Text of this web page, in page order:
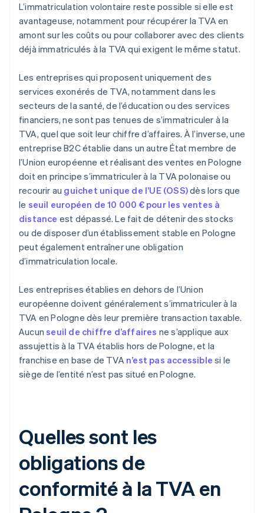
L’immatriculation volontaire reste possible si elle est
avantageuse, notamment pour récupérer la TVA en
amont sur les coûts ou pour collaborer avec des clients
déjà immatriculés à la TVA qui exigent le même statut.
Les entreprises qui proposent uniquement des
services exonérés de TVA, notamment dans les
secteurs de la santé, de l’éducation ou des services
financiers, ne sont pas tenues de s’immatriculer à la
TVA, quel que soit leur chiffre d’affaires. À l’inverse, une
entreprise B2C établie dans un autre État membre de
l’Union européenne et réalisant des ventes en Pologne
doit en principe s’immatriculer à la TVA polonaise ou
recourir au guichet unique de l’UE (OSS)dès lors que
le seuil européen de 10 000 € pour les ventes à
distance est dépassé. Le fait de détenir des stocks
ou de disposer d’un établissement stable en Pologne
peut également entraîner une obligation
d’immatriculation locale.
Les entreprises établies en dehors de l’Union
européenne doivent généralement s’immatriculer à la
TVA en Pologne dès leur première transaction taxable.
Aucunseuil de chiffre d’affaires ne s’applique aux
assujettis à la TVA établis hors de Pologne, et la
franchise en base de TVA n’est pas accessible si le
siège de l’entité n’est pas situé en Pologne.
Quelles sont les
obligations de
conformité à la TVA en